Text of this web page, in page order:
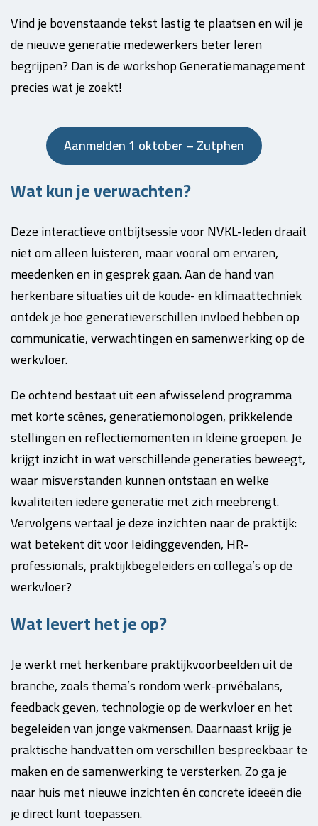
Vind je bovenstaande tekst lastig te plaatsen en wil je
de nieuwe generatie medewerkers beter leren
begrijpen? Dan is de workshop Generatiemanagement
precies wat je zoekt!
Aanmelden 1 oktober – Zutphen
Wat kun je verwachten?
Deze interactieve ontbijtsessie voor NVKL-leden draait
niet om alleen luisteren, maar vooral om ervaren,
meedenken en in gesprek gaan. Aan de hand van
herkenbare situaties uit de koude- en klimaattechniek
ontdek je hoe generatieverschillen invloed hebben op
communicatie, verwachtingen en samenwerking op de
werkvloer.
De ochtend bestaat uit een afwisselend programma
met korte scènes, generatiemonologen, prikkelende
stellingen en reflectiemomenten in kleine groepen. Je
krijgt inzicht in wat verschillende generaties beweegt,
waar misverstanden kunnen ontstaan en welke
kwaliteiten iedere generatie met zich meebrengt.
Vervolgens vertaal je deze inzichten naar de praktijk:
wat betekent dit voor leidinggevenden, HR-
professionals, praktijkbegeleiders en collega’s op de
werkvloer?
Wat levert het je op?
Je werkt met herkenbare praktijkvoorbeelden uit de
branche, zoals thema’s rondom werk-privébalans,
feedback geven, technologie op de werkvloer en het
begeleiden van jonge vakmensen. Daarnaast krijg je
praktische handvatten om verschillen bespreekbaar te
maken en de samenwerking te versterken. Zo ga je
naar huis met nieuwe inzichten én concrete ideeën die
je direct kunt toepassen.